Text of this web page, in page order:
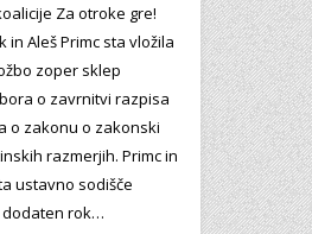
Za otroke gre!
in Aleš Primc sta vložila
zoper sklep
o zavrnitvi razpisa
o zakonu o zakonski
razmerjih. Primc in
ustavno sodišče
rok…